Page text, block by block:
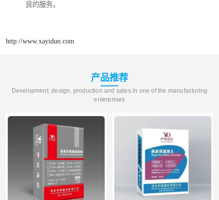
良的服务。
http://www.xayidun.com
产品推荐
Development, design, production and sales in one of the manufacturing
enterprises